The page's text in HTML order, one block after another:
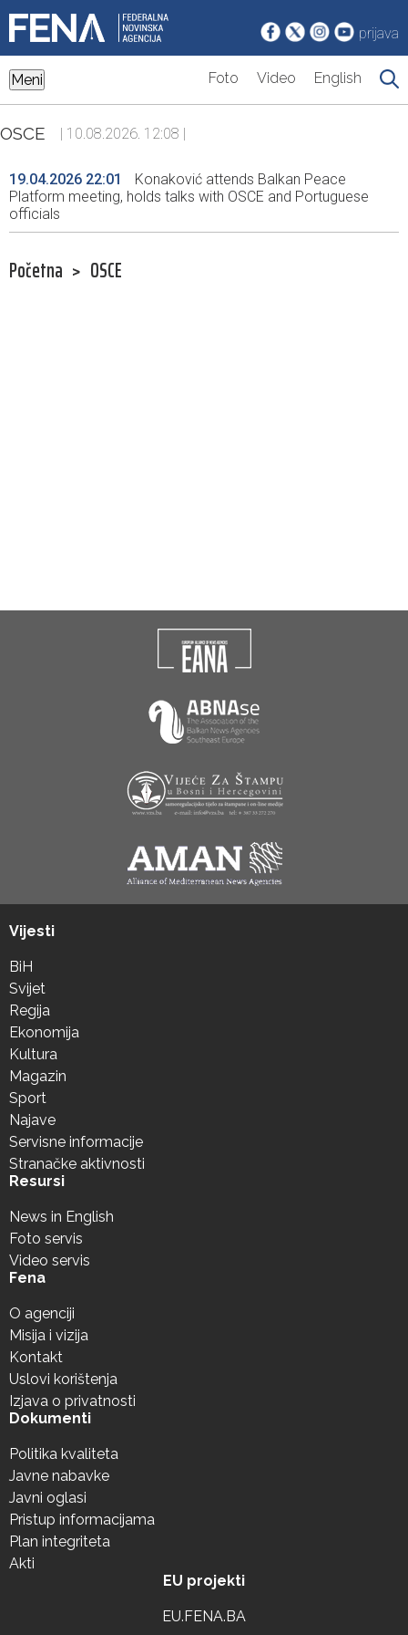
prijava
Meni Foto Video English
OSCE | 10.08.2026. 12:08 |
19.04.2026 22:01
Konaković attends Balkan Peace
Platform meeting, holds talks with OSCE and Portuguese
officials
Početna > OSCE
Vijesti
BiH
Svijet
Regija
Ekonomija
Kultura
Magazin
Sport
Najave
Servisne informacije
Stranačke aktivnosti
Resursi
News in English
Foto servis
Video servis
Fena
O agenciji
Misija i vizija
Kontakt
Uslovi korištenja
Izjava o privatnosti
Dokumenti
Politika kvaliteta
Javne nabavke
Javni oglasi
Pristup informacijama
Plan integriteta
Akti
EU projekti
EU.FENA.BA